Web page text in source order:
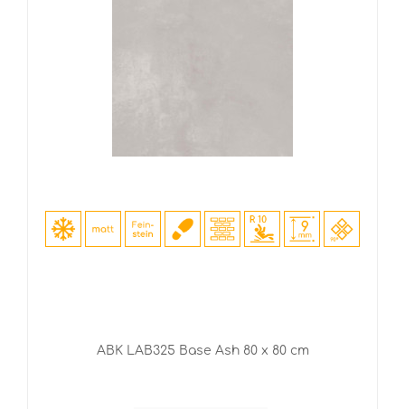
ABK LAB325 Base Ash 80 x 80 cm